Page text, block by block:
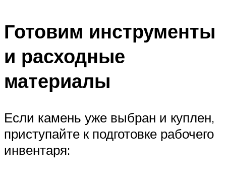
Готовим инструменты
и расходные
материалы
Если камень уже выбран и куплен,
приступайте к подготовке рабочего
инвентаря: